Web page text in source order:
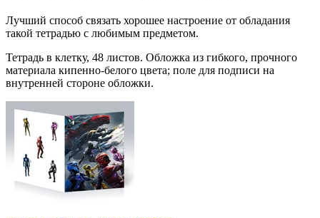
Лучший способ связать хорошее настроение от обладания
такой тетрадью c любимым предметом.
Тетрадь в клетку, 48 листов. Обложка из гибкого, прочного
материала кипенно-белого цвета; поле для подписи на
внутренней стороне обложки.